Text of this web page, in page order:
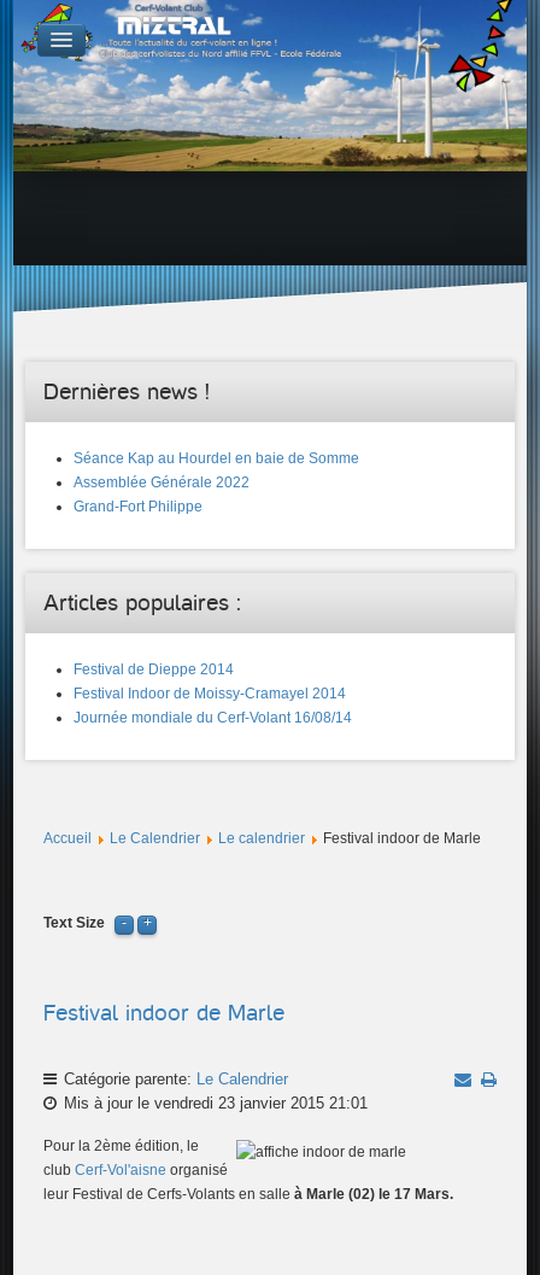
De par le monde
GALERIES
Galerie Photo
Galerie KAP
Galerie Vidéo
Proposer un lien sur votre site Web
Proposer un nouveau lien !
Dernières news !
Séance Kap au Hourdel en baie de Somme
Assemblée Générale 2022
Grand-Fort Philippe
Articles populaires :
Festival de Dieppe 2014
Festival Indoor de Moissy-Cramayel 2014
Journée mondiale du Cerf-Volant 16/08/14
Accueil Le Calendrier Le calendrier Festival indoor de Marle
Text Size
Festival indoor de Marle
Catégorie parente: Le Calendrier
Mis à jour le vendredi 23 janvier 2015 21:01
Pour la 2ème édition, le
clubCerf-Vol'aisne organisé
leur Festival de Cerfs-Volants en salle à Marle (02) le 17 Mars.